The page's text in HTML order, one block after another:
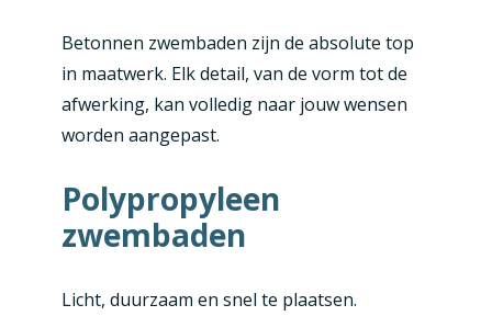
Betonnen zwembaden zijn de absolute top
in maatwerk. Elk detail, van de vorm tot de
afwerking, kan volledig naar jouw wensen
worden aangepast.
Polypropyleen
zwembaden
Licht, duurzaam en snel te plaatsen.